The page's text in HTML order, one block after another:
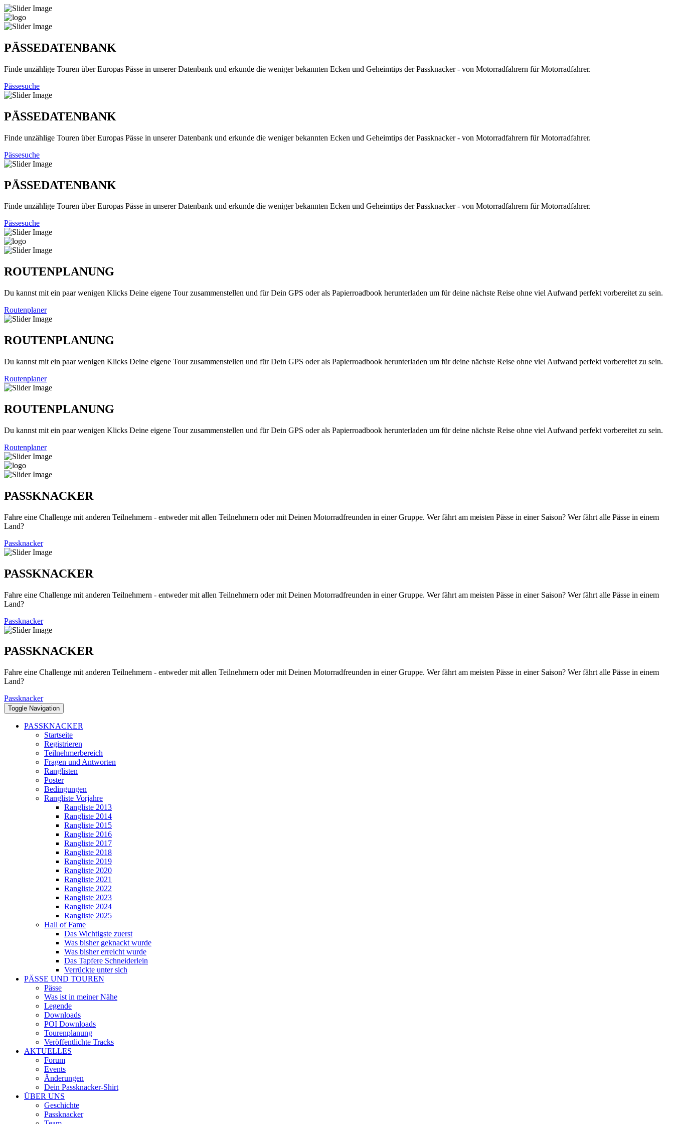
PÄSSEDATENBANK
Finde unzählige Touren über Europas Pässe in unserer Datenbank und erkunde die weniger bekannten Ecken und Geheimtips der Passknacker - von Motorradfahrern für Motorradfahrer.
Pässesuche
PÄSSEDATENBANK
Finde unzählige Touren über Europas Pässe in unserer Datenbank und erkunde die weniger bekannten Ecken und Geheimtips der Passknacker - von Motorradfahrern für Motorradfahrer.
Pässesuche
PÄSSEDATENBANK
Finde unzählige Touren über Europas Pässe in unserer Datenbank und erkunde die weniger bekannten Ecken und Geheimtips der Passknacker - von Motorradfahrern für Motorradfahrer.
Pässesuche
ROUTENPLANUNG
Du kannst mit ein paar wenigen Klicks Deine eigene Tour zusammenstellen und für Dein GPS oder als Papierroadbook herunterladen um für deine nächste Reise ohne viel Aufwand perfekt vorbereitet zu sein.
Routenplaner
ROUTENPLANUNG
Du kannst mit ein paar wenigen Klicks Deine eigene Tour zusammenstellen und für Dein GPS oder als Papierroadbook herunterladen um für deine nächste Reise ohne viel Aufwand perfekt vorbereitet zu sein.
Routenplaner
ROUTENPLANUNG
Du kannst mit ein paar wenigen Klicks Deine eigene Tour zusammenstellen und für Dein GPS oder als Papierroadbook herunterladen um für deine nächste Reise ohne viel Aufwand perfekt vorbereitet zu sein.
Routenplaner
PASSKNACKER
Fahre eine Challenge mit anderen Teilnehmern - entweder mit allen Teilnehmern oder mit Deinen Motorradfreunden in einer Gruppe. Wer fährt am meisten Pässe in einer Saison? Wer fährt alle Pässe in einem
Land?
Passknacker
PASSKNACKER
Fahre eine Challenge mit anderen Teilnehmern - entweder mit allen Teilnehmern oder mit Deinen Motorradfreunden in einer Gruppe. Wer fährt am meisten Pässe in einer Saison? Wer fährt alle Pässe in einem
Land?
Passknacker
PASSKNACKER
Fahre eine Challenge mit anderen Teilnehmern - entweder mit allen Teilnehmern oder mit Deinen Motorradfreunden in einer Gruppe. Wer fährt am meisten Pässe in einer Saison? Wer fährt alle Pässe in einem
Land?
Passknacker
Toggle Navigation
PASSKNACKER
Startseite
Registrieren
Teilnehmerbereich
Fragen und Antworten
Ranglisten
Poster
Bedingungen
Rangliste Vorjahre
Rangliste 2013
Rangliste 2014
Rangliste 2015
Rangliste 2016
Rangliste 2017
Rangliste 2018
Rangliste 2019
Rangliste 2020
Rangliste 2021
Rangliste 2022
Rangliste 2023
Rangliste 2024
Rangliste 2025
Hall of Fame
Das Wichtigste zuerst
Was bisher geknackt wurde
Was bisher erreicht wurde
Das Tapfere Schneiderlein
Verrückte unter sich
PÄSSE UND TOUREN
Pässe
Was ist in meiner Nähe
Legende
Downloads
POI Downloads
Tourenplanung
Veröffentlichte Tracks
AKTUELLES
Forum
Events
Änderungen
Dein Passknacker-Shirt
ÜBER UNS
Geschichte
Passknacker